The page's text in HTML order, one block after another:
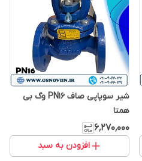
شیر سوپاپی صاف PN16 وگ بی
همتا
۶٬۲۷۰٬۰۰۰
افزودن به سبد